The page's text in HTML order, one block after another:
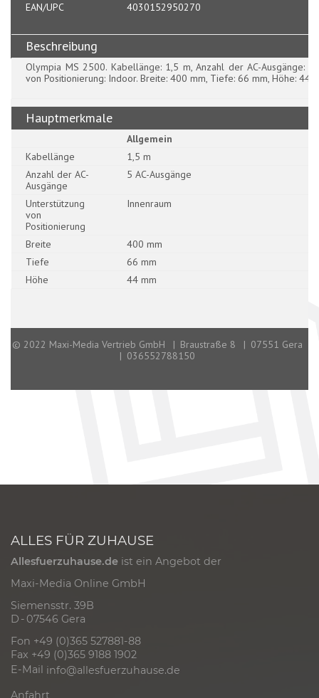
ALLES FÜR ZUHAUSE
Allesfuerzuhause.de ist ein Angebot der
Maxi-Media Online GmbH
Siemensstr. 39B
D - 07546 Gera
Fon +49 (0)365 527881-88
Fax +49 (0)365 9188 1902
E-Mail info@allesfuerzuhause.de